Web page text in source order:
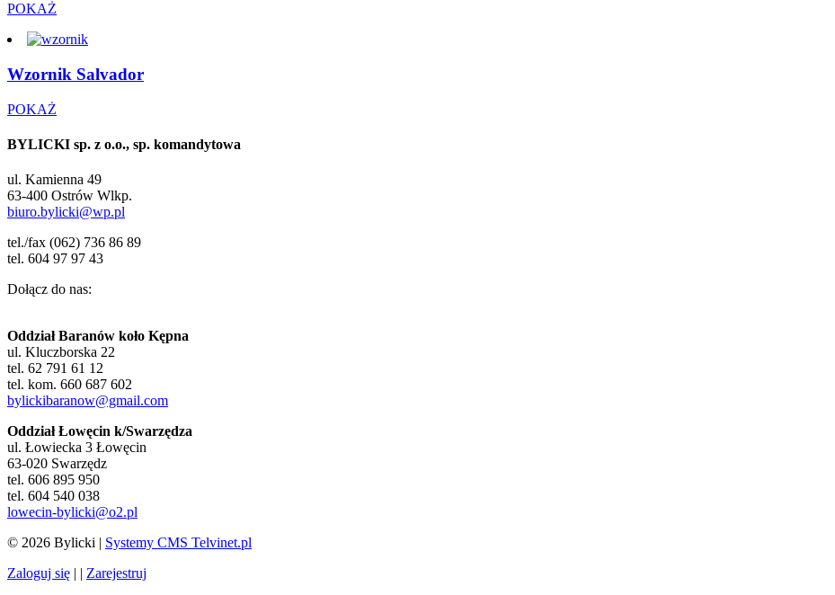
POKAŻ
Wzornik Salvador
POKAŻ
BYLICKI sp. z o.o., sp. komandytowa
ul. Kamienna 49
63-400 Ostrów Wlkp.
biuro.bylicki@wp.pl
tel./fax (062) 736 86 89
tel. 604 97 97 43
Dołącz do nas:
Oddział Baranów koło Kępna
ul. Kluczborska 22
tel. 62 791 61 12
tel. kom. 660 687 602
bylickibaranow@gmail.com
Oddział Łowęcin k/Swarzędza
ul. Łowiecka 3 Łowęcin
63-020 Swarzędz
tel. 606 895 950
tel. 604 540 038
lowecin-bylicki@o2.pl
© 2026 Bylicki | Systemy CMS Telvinet.pl
Zaloguj się | | Zarejestruj